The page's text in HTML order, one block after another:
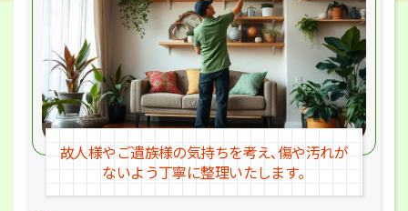
故人様やご遺族様の気持ちを考え､傷や汚れが
ないよう丁寧に整理いたします｡